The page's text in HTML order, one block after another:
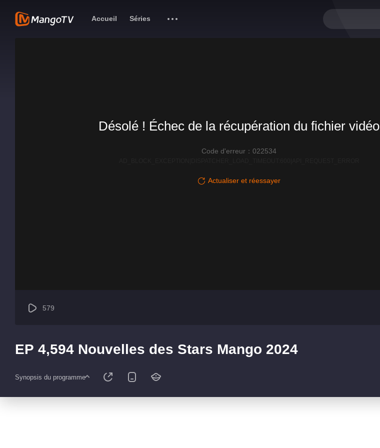
Accueil Séries
Désolé ! Échec de la récupération du fichier vidéo
Code d'erreur：022534
Actualiser et réessayer
579
EP 4,594 Nouvelles des Stars Mango 2024
Synopsis du programme